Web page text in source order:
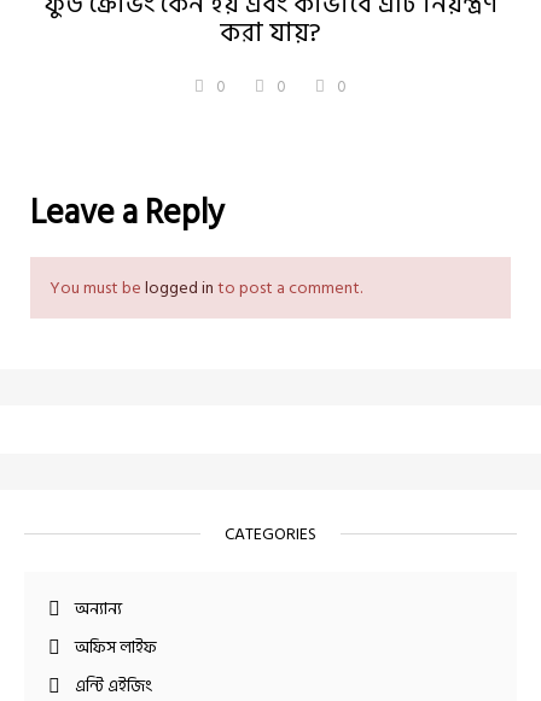
CATEGORIES
অন্যান্য
অফিস লাইফ
এন্টি এইজিং
করা যায়?
0 0 0
Leave a Reply
You must belogged into post a comment.